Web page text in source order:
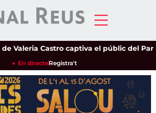
Castro captiva el públic del Parc del
En directeRegistra't